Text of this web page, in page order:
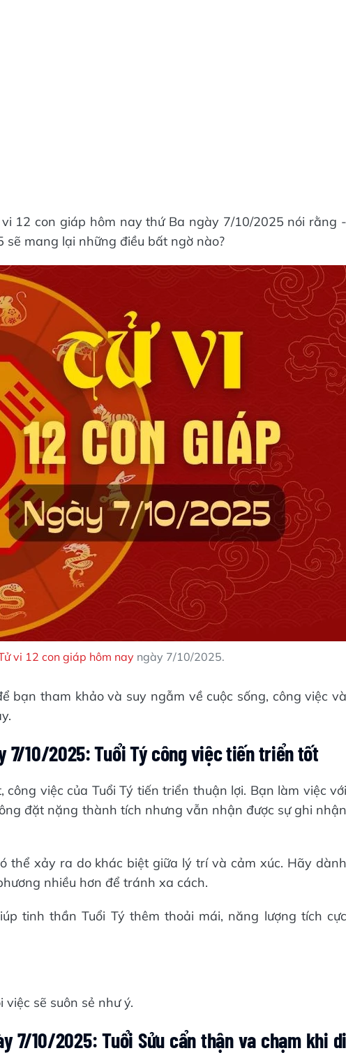
12 con giáp hôm nay thứ Ba ngày 7/10/2025 nói rằng -
sẽ mang lại những điều bất ngờ nào?
vi 12 con giáp hôm nay ngày 7/10/2025.
bạn tham khảo và suy ngẫm về cuộc sống, công việc và
7/10/2025: Tuổi Tý công việc tiến triển tốt
công việc của Tuổi Tý tiến triển thuận lợi. Bạn làm việc
đặt nặng thành tích nhưng vẫn nhận được sự ghi nhận
thể xảy ra do khác biệt giữa lý trí và cảm xúc. Hãy dành
nhiều hơn để tránh xa cách.
tinh thần Tuổi Tý thêm thoải mái, năng lượng tích cực
sẽ suôn sẻ như ý.
7/10/2025: Tuổi Sửu cẩn thận va chạm khi di